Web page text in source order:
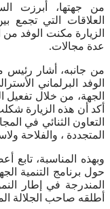
من جهتها، أبرزت
العلاقات التي تجمع
الزيارة مكنت الوفد
عدة مجالات.
من جانبه، أشار
الوفد البرلماني
الجهة، من خلال تفعيل
أكد أن هذه الزيارة
التعاون الثنائي في
المتجددة ، والفلاحة
وبهذه المناسبة، تابع
حول برنامج التنمية
المندرجة في إطار
أطلقه صاحب الجلالة